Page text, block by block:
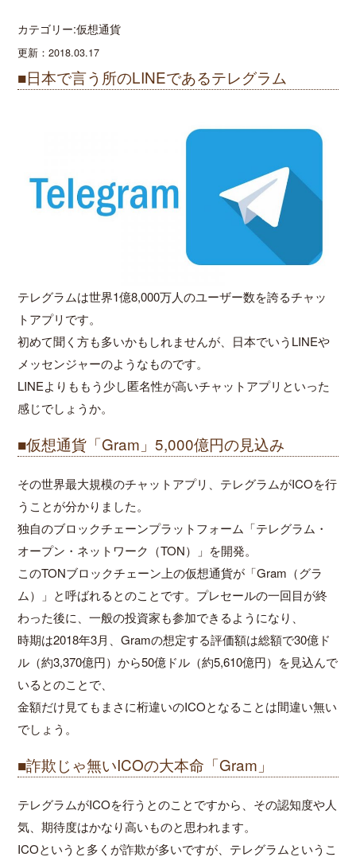
カテゴリー:仮想通貨
更新：2018.03.17
■日本で言う所のLINEであるテレグラム
テレグラムは世界1億8,000万人のユーザー数を誇るチャッ
トアプリです。
初めて聞く方も多いかもしれませんが、日本でいうLINEや
メッセンジャーのようなものです。
LINEよりももう少し匿名性が高いチャットアプリといった
感じでしょうか。
■仮想通貨「Gram」5,000億円の見込み
その世界最大規模のチャットアプリ、テレグラムがICOを行
うことが分かりました。
独自のブロックチェーンプラットフォーム「テレグラム・
オープン・ネットワーク（TON）」を開発。
このTONブロックチェーン上の仮想通貨が「Gram（グラ
ム）」と呼ばれるとのことです。プレセールの一回目が終
わった後に、一般の投資家も参加できるようになり、
時期は2018年3月、Gramの想定する評価額は総額で30億ド
ル（約3,370億円）から50億ドル（約5,610億円）を見込んで
いるとのことで、
金額だけ見てもまさに桁違いのICOとなることは間違い無い
でしょう。
■詐欺じゃ無いICOの大本命「Gram」
テレグラムがICOを行うとのことですから、その認知度や人
気、期待度はかなり高いものと思われます。
ICOというと多くが詐欺が多いですが、テレグラムというこ